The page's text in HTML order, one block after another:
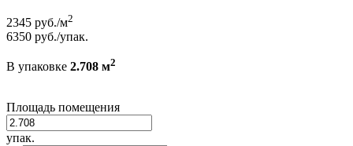
2345 руб./м2
6350 руб./упак.
В упаковке 2.708 м2
Площадь помещения
упак.